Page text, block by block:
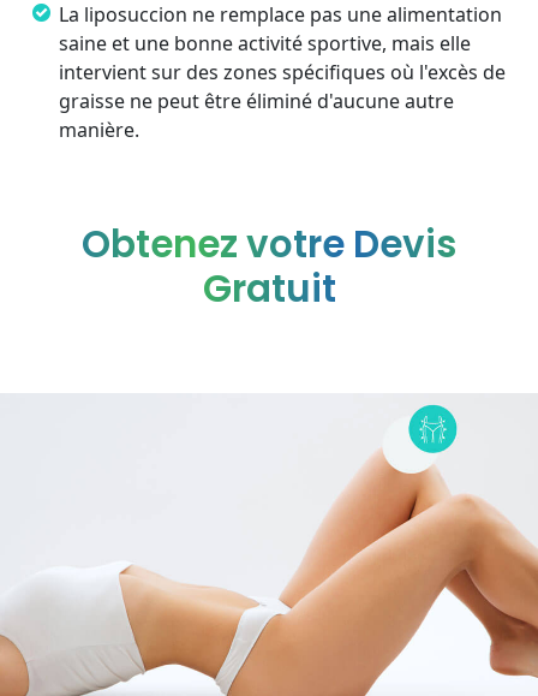
La liposuccion ne remplace pas une alimentation
saine et une bonne activité sportive, mais elle
intervient sur des zones spécifiques où l'excès de
graisse ne peut être éliminé d'aucune autre
manière.
Obtenez votre Devis
Gratuit